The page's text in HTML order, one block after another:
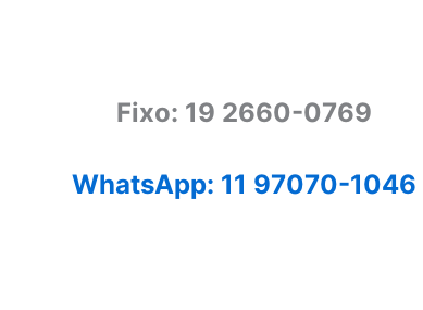
Fixo: 19 2660-0769
WhatsApp: 11 97070-1046